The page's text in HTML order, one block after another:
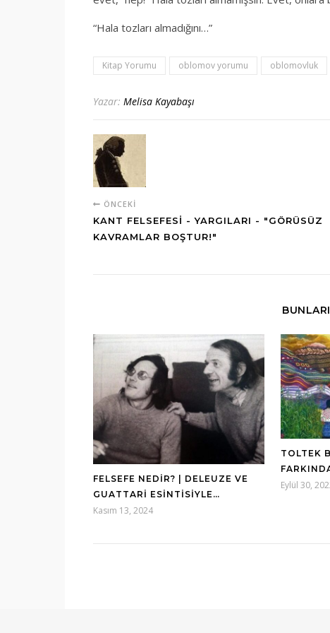
“Hala tozları almadığını…”
Kitap Yorumu oblomov yorumu oblomovluk
Yazar: Melisa Kayabaşı
ÖNCEKI
KANT FELSEFESI - YARGILARI - "GÖRÜSÜZ
KAVRAMLAR BOŞTUR!"
FELSEFE NEDIR? | DELEUZE VE
GUATTARI ESINTISIYLE…
Kasım 13, 2024
TOLTEK
Eylül 30,